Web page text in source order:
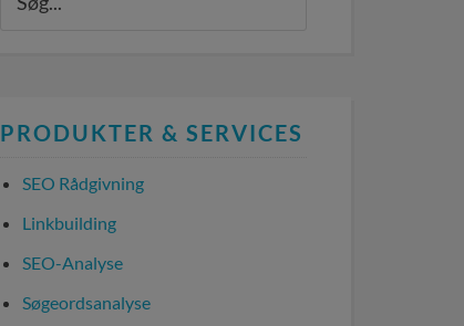
PRODUKTER & SERVICES
SEO Rådgivning
Linkbuilding
SEO-Analyse
Søgeordsanalyse